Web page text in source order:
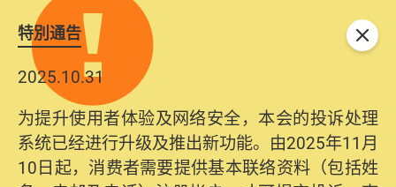
特別通告
2025.10.31
为提升使用者体验及网络安全，本会的投诉处理
系统已经进行升级及推出新功能。由2025年11月
10日起，消费者需要提供基本联络资料（包括姓
关闭